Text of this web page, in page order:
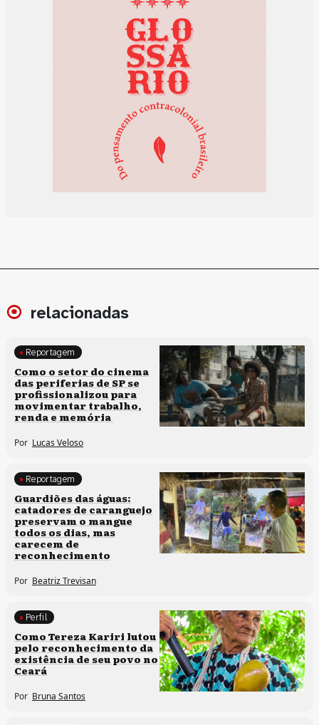
relacionadas
Políticas culturais
Reportagem
Como o setor do cinema
das periferias de SP se
profissionalizou para
movimentar trabalho,
renda e memória
Por Lucas Veloso
Clima e cultura
Reportagem
Guardiões das águas:
catadores de caranguejo
preservam o mangue
todos os dias, mas
carecem de
reconhecimento
Por Beatriz Trevisan
Comunidades tradicionais
Perfil
Como Tereza Kariri lutou
pelo reconhecimento da
existência de seu povo no
Ceará
Por Bruna Santos